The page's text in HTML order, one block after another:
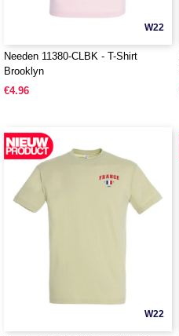
W22
Needen 11380-CLBK - T-Shirt
Brooklyn
€4.96
W22